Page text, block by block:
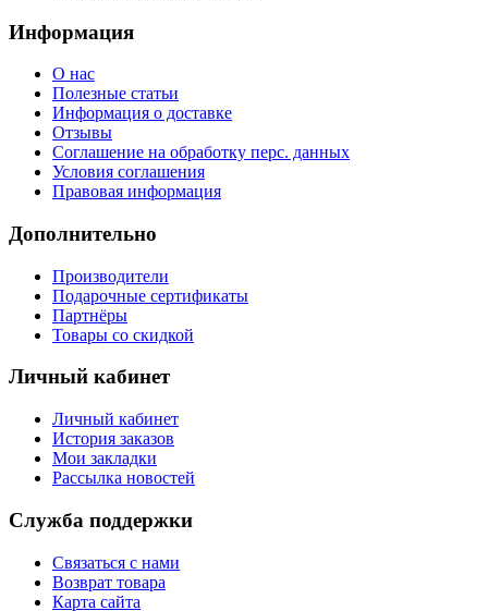
Информация
О нас
Полезные статьи
Информация о доставке
Отзывы
Соглашение на обработку перс. данных
Условия соглашения
Правовая информация
Дополнительно
Производители
Подарочные сертификаты
Партнёры
Товары со скидкой
Личный кабинет
Личный кабинет
История заказов
Мои закладки
Рассылка новостей
Служба поддержки
Связаться с нами
Возврат товара
Карта сайта